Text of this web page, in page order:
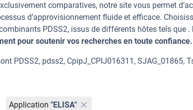
comparatives, notre site vous permet
d’approvisionnement fluide et efficace.
PDSS2, issus de différents hôtes tels que .
pour soutenir vos recherches en toute confiance.
PDSS2, pdss2, CpipJ_CPIJ016311, SJAG_01865,
Application "ELISA"